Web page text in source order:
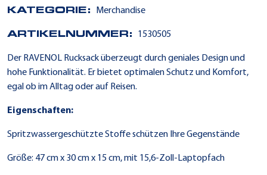
KATEGORIE: Merchandise
ARTIKELNUMMER: 1530505
Der RAVENOL Rucksack überzeugt durch geniales Design und
hohe Funktionalität. Er bietet optimalen Schutz und Komfort,
egal ob im Alltag oder auf Reisen.
Eigenschaften:
Spritzwassergeschützte Stoffe schützen Ihre Gegenstände
Größe: 47 cm x 30 cm x 15 cm, mit 15,6-Zoll-Laptopfach